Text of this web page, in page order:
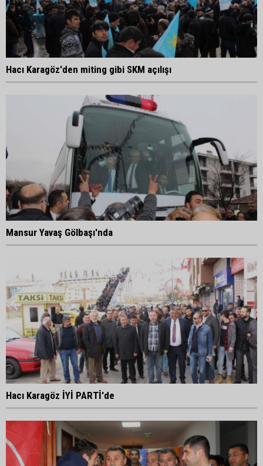
Hacı Karagöz'den miting gibi SKM açılışı
Mansur Yavaş Gölbaşı'nda
Hacı Karagöz İYİ PARTİ'de